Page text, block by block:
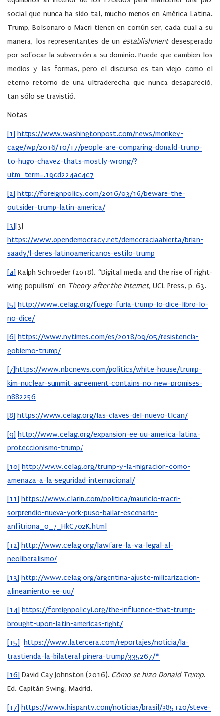
social que nunca ha sido tal, mucho menos en América Latina.
Trump, Bolsonaro o Macri tienen en común ser, cada cual a su
manera, los representantes de un establishmentdesesperado
por sofocar la subversión a su dominio. Puede que cambien los
medios y las formas, pero el discurso es tan viejo como el
eterno retorno de una ultraderecha que nunca desapareció,
tan sólo se travistió.
Notas
[1] https://www.washingtonpost.com/news/monkey-
cage/wp/2016/10/17/people-are-comparing-donald-trump-
to-hugo-chavez-thats-mostly-wrong/?
utm_term=.19cd224ac4c7
[2] http://foreignpolicy.com/2016/03/16/beware-the-
outsider-trump-latin-america/
[3][3]
https://www.opendemocracy.net/democraciaabierta/brian-
saady/l-deres-latinoamericanos-estilo-trump
[4] Ralph Schroeder (2018). “Digital media and the rise of right-
wing populism” en Theory after the Internet, UCL Press, p. 63.
[5] http://www.celag.org/fuego-furia-trump-lo-dice-libro-lo-
no-dice/
[6] https://www.nytimes.com/es/2018/09/05/resistencia-
gobierno-trump/
[7]https://www.nbcnews.com/politics/white-house/trump-
kim-nuclear-summit-agreement-contains-no-new-promises-
n882256
[8] https://www.celag.org/las-claves-del-nuevo-tlcan/
[9] http://www.celag.org/expansion-ee-uu-america-latina-
proteccionismo-trump/
[10] http://www.celag.org/trump-y-la-migracion-como-
amenaza-a-la-seguridad-internacional/
[11] https://www.clarin.com/politica/mauricio-macri-
sorprendio-nueva-york-puso-bailar-escenario-
anfitriona_0_7_HkC7o2K.html
[12] http://www.celag.org/lawfare-la-via-legal-al-
neoliberalismo/
[13] http://www.celag.org/argentina-ajuste-militarizacion-
alineamiento-ee-uu/
[14] https://foreignpolicyi.org/the-influence-that-trump-
brought-upon-latin-americas-right/
[15] https://www.latercera.com/reportajes/noticia/la-
trastienda-la-bilateral-pinera-trump/335267/#
[16] David Cay Johnston (2016). Cómo se hizo Donald Trump.
Ed. Capitán Swing, Madrid.
[17] https://www.hispantv.com/noticias/brasil/385120/steve-